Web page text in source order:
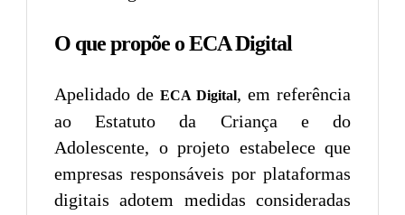
O que propõe o ECA Digital
Apelidado de ECA Digital, em referência
ao Estatuto da Criança e do
Adolescente, o projeto estabelece que
empresas responsáveis por plataformas
digitais adotem medidas consideradas